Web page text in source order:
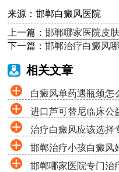
来源：邯郸白癜风医院
上一篇：邯郸哪家医院皮
下一篇：邯郸治疗白癜风
相关文章
白癜风单药遇瓶颈怎
合光疗，让难治部位"跟上
进口芦可替尼临床
家庄远大第5届青少年白癜
治疗白癜风应该选择
医院
邯郸治疗小孩白癜风
邯郸哪家医院专门治